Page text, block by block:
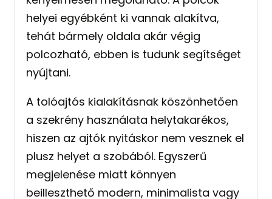
helyei egyébként ki vannak alakítva,
tehát bármely oldala akár végig
polcozható, ebben is tudunk segítséget
nyújtani.
A tolóajtós kialakításnak köszönhetően
a szekrény használata helytakarékos,
hiszen az ajtók nyitáskor nem vesznek el
plusz helyet a szobából. Egyszerű
megjelenése miatt könnyen
beilleszthető modern, minimalista vagy